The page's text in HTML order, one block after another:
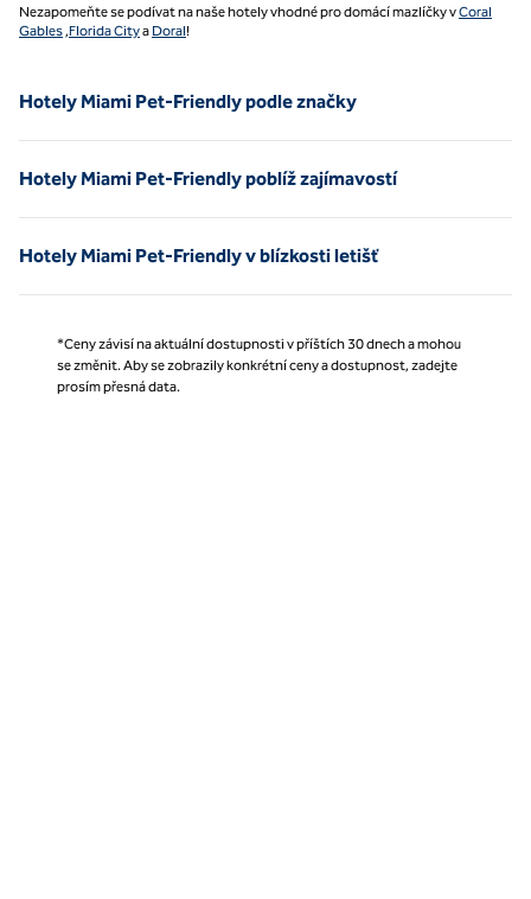
Nezapomeňte se podívat na naše hotely vhodné pro domácí mazlíčky vCoral
Gables ,Florida Citya Doral!
Hotely Miami Pet-Friendly podle značky
Hotely Miami Pet-Friendly poblíž zajímavostí
Hotely Miami Pet-Friendly v blízkosti letišť
*Ceny závisí na aktuální dostupnosti v příštích 30 dnech a mohou
se změnit. Aby se zobrazily konkrétní ceny a dostupnost, zadejte
prosím přesná data.